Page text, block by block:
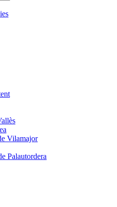
Vilamajor
Palautordera